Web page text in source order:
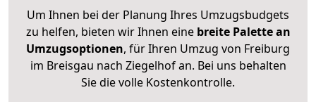
Um Ihnen bei der Planung Ihres Umzugsbudgets
zu helfen, bieten wir Ihnen eine breite Palette an
Umzugsoptionen, für Ihren Umzug von Freiburg
im Breisgau nach Ziegelhof an. Bei uns behalten
Sie die volle Kostenkontrolle.